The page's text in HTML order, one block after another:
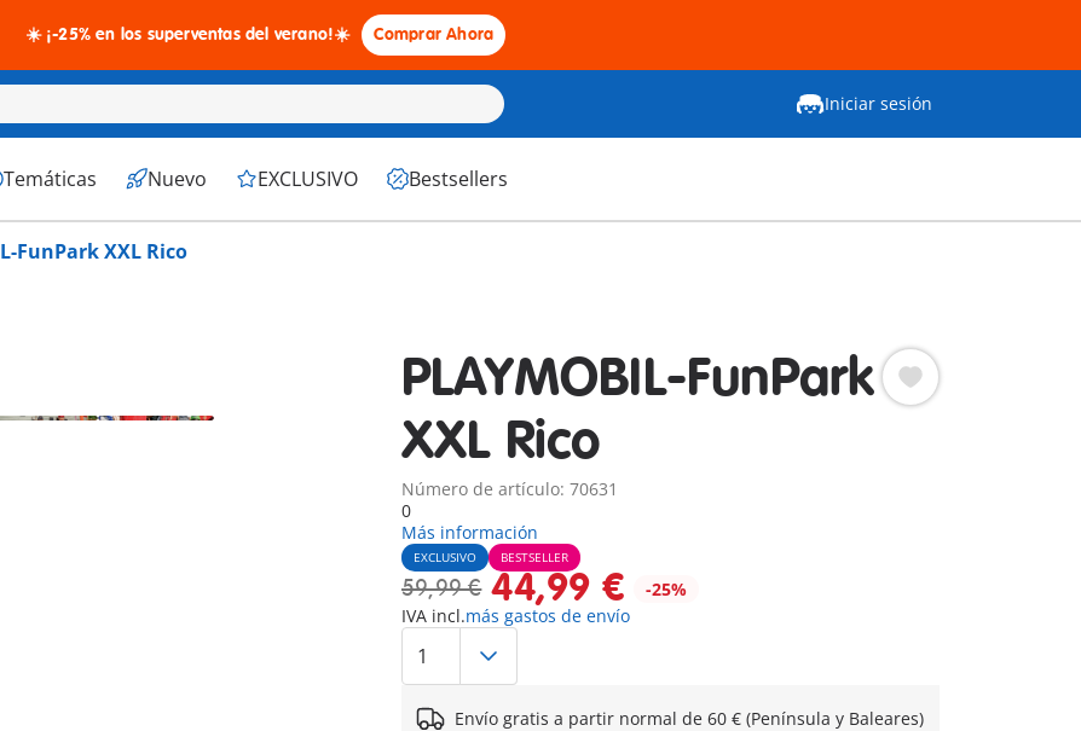
☀️ ¡-25% en los superventas del verano!☀️ Comprar Ahora
Iniciar sesión
Temáticas Nuevo EXCLUSIVO Bestsellers
FunPark XXL Rico
PLAYMOBIL-FunPark
XXL Rico
Número de artículo: 70631
0
Más información
EXCLUSIVO BESTSELLER
59,99 € 44,99 €
-25%
IVA incl.más gastos de envío
Envío gratis a partir normal de 60 € (Península y Baleares)